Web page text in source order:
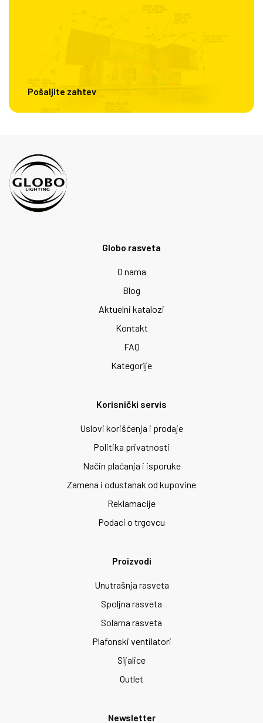
Pošaljite zahtev
Globo rasveta
O nama
Blog
Aktuelni katalozi
Kontakt
FAQ
Kategorije
Korisnički servis
Uslovi korišćenja i prodaje
Politika privatnosti
Način plaćanja i isporuke
Zamena i odustanak od kupovine
Reklamacije
Podaci o trgovcu
Proizvodi
Unutrašnja rasveta
Spoljna rasveta
Solarna rasveta
Plafonski ventilatori
Sijalice
Outlet
Newsletter